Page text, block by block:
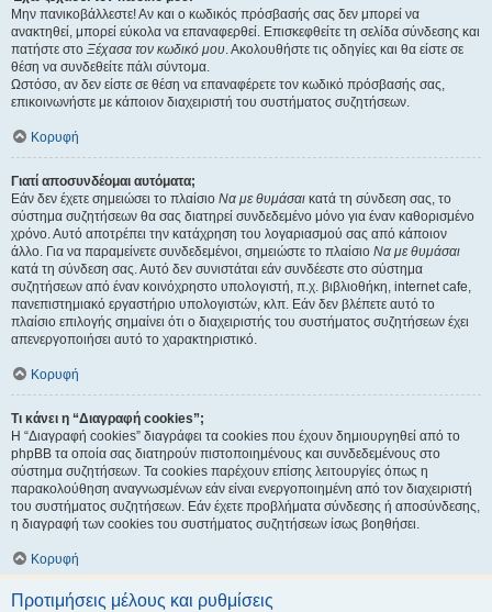
Μην πανικοβάλλεστε! Αν και ο κωδικός πρόσβασής σας δεν μπορεί να
ανακτηθεί, μπορεί εύκολα να επαναφερθεί. Επισκεφθείτε τη σελίδα σύνδεσης και
πατήστε στο Ξέχασα τον κωδικό μου. Ακολουθήστε τις οδηγίες και θα είστε σε
θέση να συνδεθείτε πάλι σύντομα.
Ωστόσο, αν δεν είστε σε θέση να επαναφέρετε τον κωδικό πρόσβασής σας,
επικοινωνήστε με κάποιον διαχειριστή του συστήματος συζητήσεων.
Κορυφή
Γιατί αποσυνδέομαι αυτόματα;
Εάν δεν έχετε σημειώσει το πλαίσιο Να με θυμάσαι κατά τη σύνδεση σας, το
σύστημα συζητήσεων θα σας διατηρεί συνδεδεμένο μόνο για έναν καθορισμένο
χρόνο. Αυτό αποτρέπει την κατάχρηση του λογαριασμού σας από κάποιον
άλλο. Για να παραμείνετε συνδεδεμένοι, σημειώστε το πλαίσιο Να με θυμάσαι
κατά τη σύνδεση σας. Αυτό δεν συνιστάται εάν συνδέεστε στο σύστημα
συζητήσεων από έναν κοινόχρηστο υπολογιστή, π.χ. βιβλιοθήκη, internet cafe,
πανεπιστημιακό εργαστήριο υπολογιστών, κλπ. Εάν δεν βλέπετε αυτό το
πλαίσιο επιλογής σημαίνει ότι ο διαχειριστής του συστήματος συζητήσεων έχει
απενεργοποιήσει αυτό το χαρακτηριστικό.
Κορυφή
Τι κάνει η “Διαγραφή cookies”;
Η “Διαγραφή cookies” διαγράφει τα cookies που έχουν δημιουργηθεί από το
phpBB τα οποία σας διατηρούν πιστοποιημένους και συνδεδεμένους στο
σύστημα συζητήσεων. Τα cookies παρέχουν επίσης λειτουργίες όπως η
παρακολούθηση αναγνωσμένων εάν είναι ενεργοποιημένη από τον διαχειριστή
του συστήματος συζητήσεων. Εάν έχετε προβλήματα σύνδεσης ή αποσύνδεσης,
η διαγραφή των cookies του συστήματος συζητήσεων ίσως βοηθήσει.
Κορυφή
Προτιμήσεις μέλους και ρυθμίσεις